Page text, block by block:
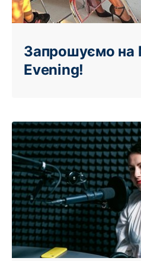
Запрошуємо на
Evening!